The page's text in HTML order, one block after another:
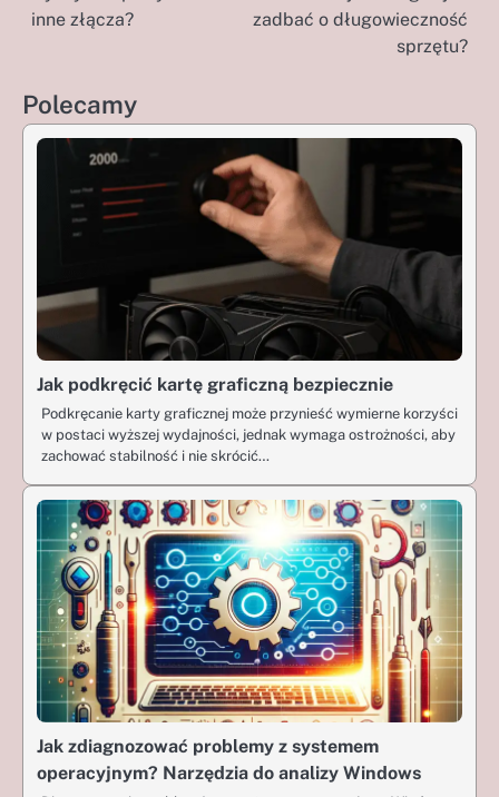
wpisu
inne złącza?
zadbać o długowieczność
sprzętu?
Polecamy
Jak podkręcić kartę graficzną bezpiecznie
Podkręcanie karty graficznej może przynieść wymierne korzyści
w postaci wyższej wydajności, jednak wymaga ostrożności, aby
zachować stabilność i nie skrócić…
Jak zdiagnozować problemy z systemem
operacyjnym? Narzędzia do analizy Windows